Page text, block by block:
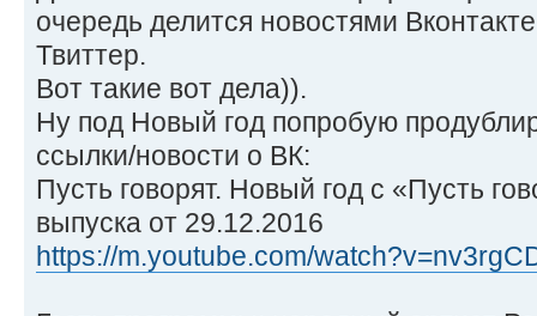
очередь делится новостями
Твиттер.
Вот такие вот дела)).
Ну под Новый год попробую
ссылки/новости о ВК:
Пусть говорят. Новый год с «Пусть
выпуска от 29.12.2016
https://m.youtube.com/